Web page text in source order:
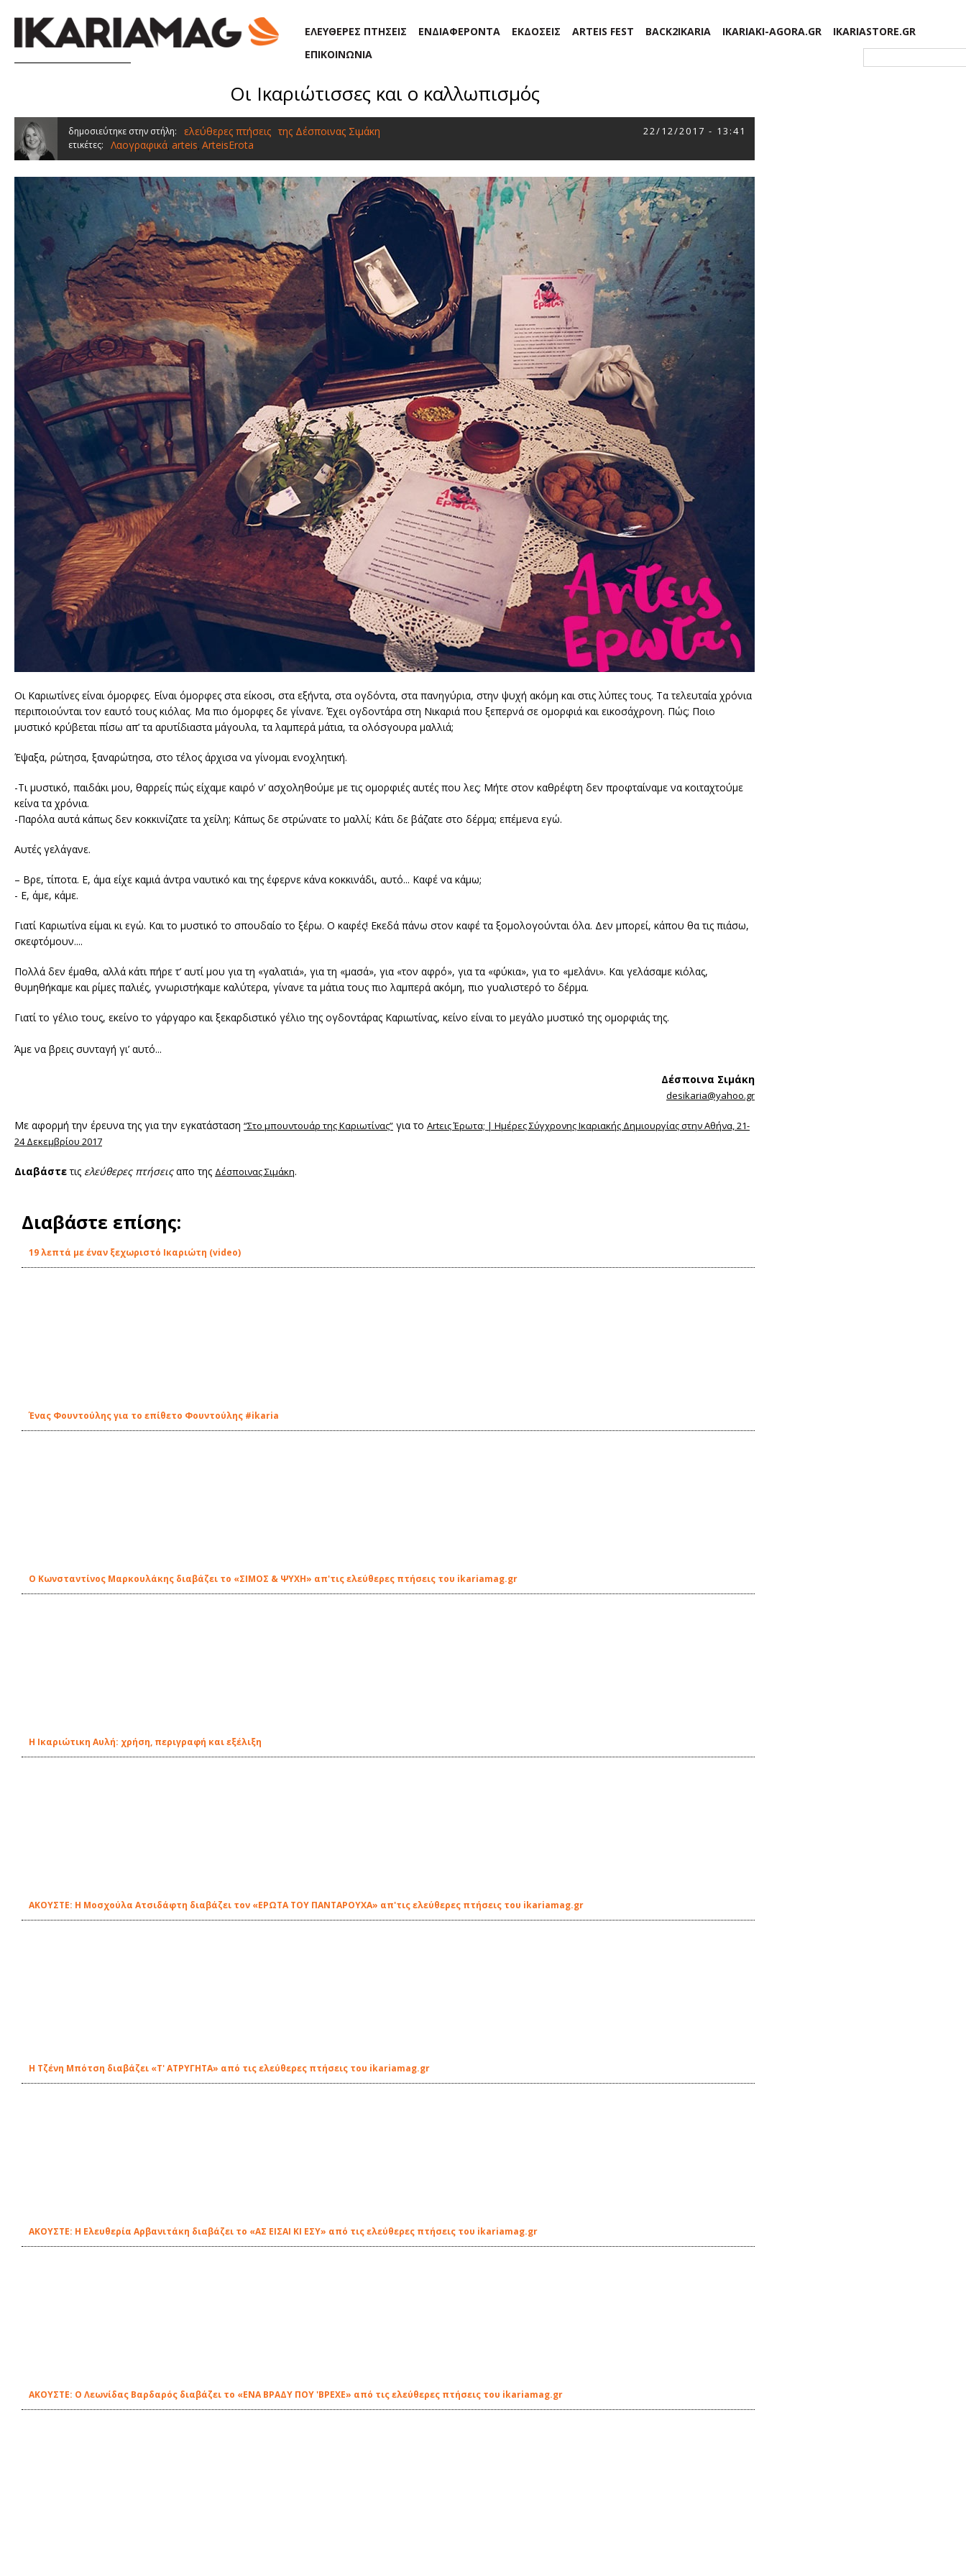
ΕΛΕΥΘΕΡΕΣ ΠΤΗΣΕΙΣ ΕΝΔΙΑΦΕΡΟΝΤΑ ΕΚΔΟΣΕΙΣ ARTEIS FEST BACK2IKARIA IKARIAKI-AGORA.GR
IKARIASTORE.GR
ΕΠΙΚΟΙΝΩΝΙΑ
Οι Ικαριώτισσες και ο καλλωπισμός
δημοσιεύτηκε στην στήλη: ελεύθερες πτήσεις της Δέσποινας Σιμάκη 22/12/2017 - 13:41
ετικέτες: Λαογραφικά, arteis, ArteisErota
Οι Καριωτίνες είναι όμορφες. Είναι όμορφες στα είκοσι, στα εξήντα, στα ογδόντα, στα πανηγύρια, στην ψυχή ακόμη και στις λύπες τους. Τα τελευταία χρόνια
περιποιούνται τον εαυτό τους κιόλας. Μα πιο όμορφες δε γίνανε. Έχει ογδοντάρα στη Νικαριά που ξεπερνά σε ομορφιά και εικοσάχρονη. Πώς; Ποιο
μυστικό κρύβεται πίσω απ’ τα αρυτίδιαστα μάγουλα, τα λαμπερά μάτια, τα ολόσγουρα μαλλιά;
Έψαξα, ρώτησα, ξαναρώτησα, στο τέλος άρχισα να γίνομαι ενοχλητική.
-Τι μυστικό, παιδάκι μου, θαρρείς πώς είχαμε καιρό ν’ ασχοληθούμε με τις ομορφιές αυτές που λες; Μήτε στον καθρέφτη δεν προφταίναμε να κοιταχτούμε
κείνα τα χρόνια.
-Παρόλα αυτά κάπως δεν κοκκινίζατε τα χείλη; Κάπως δε στρώνατε το μαλλί; Κάτι δε βάζατε στο δέρμα; επέμενα εγώ.
Αυτές γελάγανε.
– Βρε, τίποτα. Ε, άμα είχε καμιά άντρα ναυτικό και της έφερνε κάνα κοκκινάδι, αυτό... Καφέ να κάμω;
- Ε, άμε, κάμε.
Γιατί Καριωτίνα είμαι κι εγώ. Και το μυστικό το σπουδαίο το ξέρω. Ο καφές! Εκεδά πάνω στον καφέ τα ξομολογούνται όλα. Δεν μπορεί, κάπου θα τις πιάσω,
σκεφτόμουν....
Πολλά δεν έμαθα, αλλά κάτι πήρε τ’ αυτί μου για τη «γαλατιά», για τη «μασά», για «τον αφρό», για τα «φύκια», για το «μελάνι». Και γελάσαμε κιόλας,
θυμηθήκαμε και ρίμες παλιές, γνωριστήκαμε καλύτερα, γίνανε τα μάτια τους πιο λαμπερά ακόμη, πιο γυαλιστερό το δέρμα.
Γιατί το γέλιο τους, εκείνο το γάργαρο και ξεκαρδιστικό γέλιο της ογδοντάρας Καριωτίνας, κείνο είναι το μεγάλο μυστικό της ομορφιάς της.
Άμε να βρεις συνταγή γι’ αυτό...
Δέσποινα Σιμάκη
desikaria@yahoo.gr
Με αφορμή την έρευνα της για την εγκατάσταση “Στο μπουντουάρ της Καριωτίνας” για το Artεις Έρωτα; | Ημέρες Σύγχρονης Ικαριακής Δημιουργίας στην Αθήνα, 21-
24 Δεκεμβρίου 2017
Διαβάστετις ελεύθερες πτήσειςαπο της Δέσποινας Σιμάκη.
Διαβάστε επίσης:
19 λεπτά με έναν ξεχωριστό Ικαριώτη (video)
Ένας Φουντούλης για το επίθετο Φουντούλης #ikaria
Ο Κωνσταντίνος Μαρκουλάκης διαβάζει το «ΣΙΜΟΣ & ΨΥΧΗ» απ'τις ελεύθερες πτήσεις του ikariamag.gr
Η Ικαριώτικη Αυλή: χρήση, περιγραφή και εξέλιξη
ΑΚΟΥΣΤΕ: Η Μοσχούλα Ατσιδάφτη διαβάζει τον «ΕΡΩΤΑ ΤΟΥ ΠΑΝΤΑΡΟΥΧΑ» απ'τις ελεύθερες πτήσεις του ikariamag.gr
Η Τζένη Μπότση διαβάζει «Τ' ΑΤΡΥΓΗΤΑ» από τις ελεύθερες πτήσεις του ikariamag.gr
ΑΚΟΥΣΤΕ: H Ελευθερία Αρβανιτάκη διαβάζει το «ΑΣ ΕΙΣΑΙ ΚΙ ΕΣΥ» από τις ελεύθερες πτήσεις του ikariamag.gr
ΑΚΟΥΣΤΕ: Ο Λεωνίδας Βαρδαρός διαβάζει το «ΕΝΑ ΒΡΑΔΥ ΠΟΥ 'ΒΡΕΧΕ» από τις ελεύθερες πτήσεις του ikariamag.gr